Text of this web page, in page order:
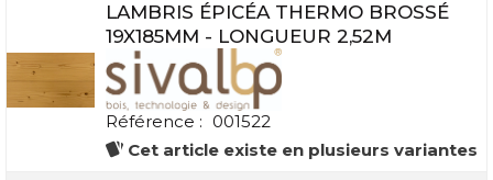
LAMBRIS ÉPICÉA THERMO BROSSÉ
19X185MM - LONGUEUR 2,52M
Référence : 001522
Cet article existe en plusieurs variantes